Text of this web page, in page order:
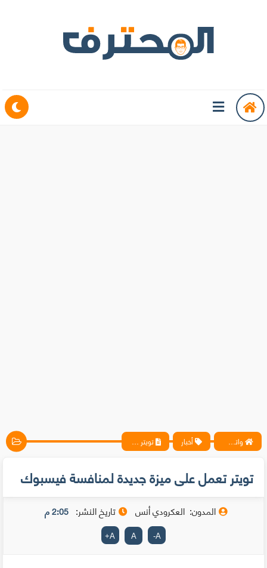
واتس آب ، فيسبوك ، أنترنت ، شروحات تقنية حصرية - المحترف أخبار تويتر تعمل على ميزة جديدة لمنافسة فيسبوك
تويتر تعمل على ميزة جديدة لمنافسة فيسبوك
المدون: العكرودي أنس تاريخ النشر: 2:05 م
A
-
A
A
+